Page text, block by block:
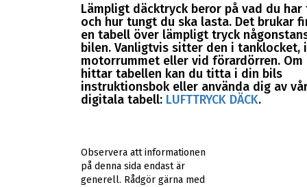
Lämpligt däcktryck beror på vad du
och hur tungt du ska lasta. Det brukar
en tabell över lämpligt tryck
bilen. Vanligtvis sitter den i tanklocket, i
motorrummet eller vid förardörren. Om
hittar tabellen kan du titta i din bils
instruktionsbok eller använda dig av
digitala tabell: LUFTTRYCK DÄCK.
Observera att informationen
på denna sida endast är
generell. Rådgör gärna med